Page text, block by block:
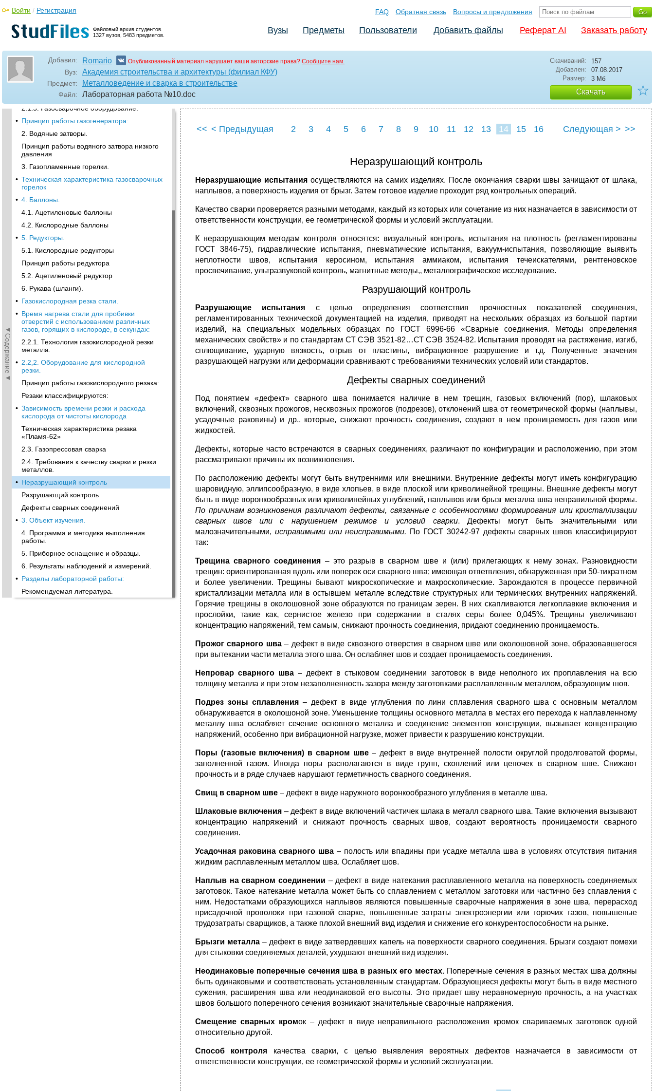
Файловый архив студентов.
1327 вузов, 5483 предметов.
Войти / Регистрация FAQ Обратная связь Вопросы и предложения
Вузы Предметы Пользователи Добавить файлы Реферат AI Заказать работу
Добавил: Romario Опубликованный материал нарушает ваши авторские права? Сообщите нам.
Вуз: Академия строительства и архитектуры (филиал КФУ)
Предмет: Металловедение и сварка в строительстве
Файл: Лабораторная работа №10.doc
Скачиваний:
157
Добавлен:
07.08.2017
Размер:
3 Мб
Скачать ☆
◄Содержание◄
• Горючие газы
• 2.1.3. Используемые газы.
При соприкосновении с маслами кислород
• Области применения горючих и жидкостей
•
1. Ацетиленовые генераторы.
2.1. 4. Сварочные материалы.
4. Припои серебряные для газовой пайки:
2.1.5. Газосварочное оборудование.
• Принцип работы газогенератора:
2. Водяные затворы.
Принцип работы водяного затвора низкого
давления
3. Газопламенные горелки.
• Техническая характеристика газосварочных
горелок
• 4. Баллоны.
4.1. Ацетиленовые баллоны
4.2. Кислородные баллоны
• 5. Редукторы.
5.1. Кислородные редукторы
Принцип работы редуктора
5.2. Ацетиленовый редуктор
6. Рукава (шланги).
• Газокислородная резка стали.
• Время нагрева стали для пробивки
отверстий с использованием различных
газов, горящих в кислороде, в секундах:
2.2.1. Технология газокислородной резки
металла.
• 2.2,2. Оборудование для кислородной
резки.
Принцип работы газокислородного резака:
Резаки классифицируются:
• Зависимость времени резки и расхода
кислорода от чистоты кислорода
Техническая характеристика резака
«Пламя-62»
2.3. Газопрессовая сварка
2.4. Требования к качеству сварки и резки
металлов.
• Неразрушающий контроль
Разрушающий контроль
Дефекты сварных соединений
• 3. Объект изучения.
4. Программа и методика выполнения
работы.
5. Приборное оснащение и образцы.
6. Результаты наблюдений и измерений.
• Разделы лабораторной работы:
Рекомендуемая литература.
<< < Предыдущая 2 3 4 5 6 7 8 9 10 11 12 13 14 15 16 Следующая > >>
Неразрушающий контроль
Неразрушающие испытания осуществляются на самих изделиях. После окончания сварки швы зачищают от шлака,
наплывов, а поверхность изделия от брызг. Затем готовое изделие проходит ряд контрольных операций.
Качество сварки проверяется разными методами, каждый из которых или сочетание из них назначается в зависимости от
ответственности конструкции, ее геометрической формы и условий эксплуатации.
К неразрушающим методам контроля относятся: визуальный контроль, испытания на плотность (регламентированы
ГОСТ 3846-75), гидравлические испытания, пневматические испытания, вакуум-испытания, позволяющие выявить
неплотности швов, испытания керосином, испытания аммиаком, испытания течеискателями, рентгеновское
просвечивание, ультразвуковой контроль, магнитные методы,, металлографическое исследование.
Разрушающий контроль
Разрушающие испытания с целью определения соответствия прочностных показателей соединения,
регламентированных технической документацией на изделия, приводят на нескольких образцах из большой партии
изделий, на специальных модельных образцах по ГОСТ 6996-66 «Сварные соединения. Методы определения
механических свойств» и по стандартам СТ СЭВ 3521-82…СТ СЭВ 3524-82. Испытания проводят на растяжение, изгиб,
сплющивание, ударную вязкость, отрыв от пластины, вибрационное разрушение и т.д. Полученные значения
разрушающей нагрузки или деформации сравнивают с требованиями технических условий или стандартов.
Дефекты сварных соединений
Под понятием «дефект» сварного шва понимается наличие в нем трещин, газовых включений (пор), шлаковых
включений, сквозных прожогов, несквозных прожогов (подрезов), отклонений шва от геометрической формы (наплывы,
усадочные раковины) и др., которые, снижают прочность соединения, создают в нем проницаемость для газов или
жидкостей.
Дефекты, которые часто встречаются в сварных соединениях, различают по конфигурации и расположению, при этом
рассматривают причины их возникновения.
По расположению дефекты могут быть внутренними или внешними. Внутренние дефекты могут иметь конфигурацию
шаровидную, эллипсообразную, в виде хлопьев, в виде плоской или криволинейной трещины. Внешние дефекты могут
быть в виде воронкообразных или криволинейных углублений, наплывов или брызг металла шва неправильной формы.
По причинам возникновения различают дефекты, связанные с особенностями формирования или кристаллизации
сварных швов или с нарушением режимов и условий сварки. Дефекты могут быть значительными или
малозначительными, исправимыми или неисправимыми. По ГОСТ 30242-97 дефекты сварных швов классифицируют
так:
Трещина сварного соединения – это разрыв в сварном шве и (или) прилегающих к нему зонах. Разновидности
трещин: ориентированная вдоль или поперек оси сварного шва; имеющая ответвления, обнаруженная при 50-тикратном
и более увеличении. Трещины бывают микроскопические и макроскопические. Зарождаются в процессе первичной
кристаллизации металла или в остывшем металле вследствие структурных или термических внутренних напряжений.
Горячие трещины в околошовной зоне образуются по границам зерен. В них скапливаются легкоплавкие включения и
прослойки, такие как, сернистое железо при содержании в сталях серы более 0,045%. Трещины увеличивают
концентрацию напряжений, тем самым, снижают прочность соединения, придают соединению проницаемость.
Прожог сварного шва– дефект в виде сквозного отверстия в сварном шве или околошовной зоне, образовавшегося
при вытекании части металла этого шва. Он ослабляет шов и создает проницаемость соединения.
Непровар сварного шва – дефект в стыковом соединении заготовок в виде неполного их проплавления на всю
толщину металла и при этом незаполненность зазора между заготовками расплавленным металлом, образующим шов.
Подрез зоны сплавления – дефект в виде углубления по лини сплавления сварного шва с основным металлом
обнаруживается в околошоной зоне. Уменьшение толщины основного металла в местах его перехода к наплавленному
металлу шва ослабляет сечение основного металла и соединение элементов конструкции, вызывает концентрацию
напряжений, особенно при вибрационной нагрузке, может привести к разрушению конструкции.
Поры (газовые включения) в сварном шве– дефект в виде внутренней полости округлой продолговатой формы,
заполненной газом. Иногда поры располагаются в виде групп, скоплений или цепочек в сварном шве. Снижают
прочность и в ряде случаев нарушают герметичность сварного соединения.
Свищ в сварном шве – дефект в виде наружного воронкообразного углубления в металле шва.
Шлаковые включения – дефект в виде включений частичек шлака в металл сварного шва. Такие включения вызывают
концентрацию напряжений и снижают прочность сварных швов, создают вероятность проницаемости сварного
соединения.
Усадочная раковина сварного шва – полость или впадины при усадке металла шва в условиях отсутствия питания
жидким расплавленным металлом шва. Ослабляет шов.
Наплыв на сварном соединении – дефект в виде натекания расплавленного металла на поверхность соединяемых
заготовок. Такое натекание металла может быть со сплавлением с металлом заготовки или частично без сплавления с
ним. Недостатками образующихся наплывов являются повышенные сварочные напряжения в зоне шва, перерасход
присадочной проволоки при газовой сварке, повышенные затраты электроэнергии или горючих газов, повышеные
трудозатраты сварщиков, а также плохой внешний вид изделия и снижение его конкурентоспособности на рынке.
Брызги металла – дефект в виде затвердевших капель на поверхности сварного соединения. Брызги создают помехи
для стыковки соединяемых деталей, ухудшают внешний вид изделия.
Неодинаковые поперечные сечения шва в разных его местах.Поперечные сечения в разных местах шва должны
быть одинаковыми и соответствовать установленным стандартам. Образующиеся дефекты могут быть в виде местного
сужения, расширения шва или неодинаковой его высоты. Это придает шву неравномерную прочность, а на участках
швов большого поперечного сечения возникают значительные сварочные напряжения.
Смещение сварных кромок – дефект в виде неправильного расположения кромок свариваемых заготовок одной
относительно другой.
Способ контроля качества сварки, с целью выявления вероятных дефектов назначается в зависимости от
ответственности конструкции, ее геометрической формы и условий эксплуатации.